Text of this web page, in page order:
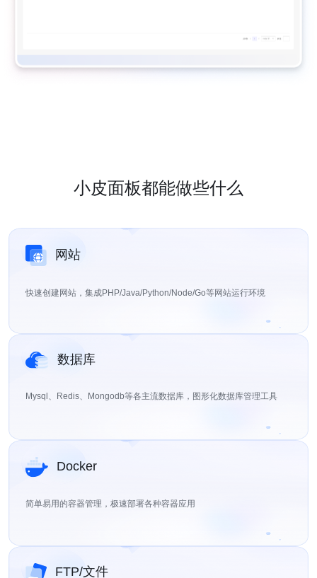
小皮面板都能做些什么
网站
快速创建网站，集成PHP/Java/Python/Node/Go等网站运行环境
数据库
Mysql、Redis、Mongodb等各主流数据库，图形化数据库管理工具
Docker
简单易用的容器管理，极速部署各种容器应用
FTP/文件